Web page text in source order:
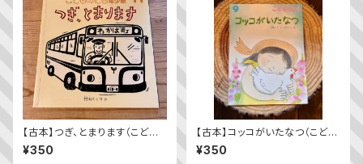
【古本】つぎ、とまります（こども
のとも年少版 2009年11月
号）（第392号）
¥350
【古本】コッコがいたなつ（こども
のとも2023年9月号）
¥350